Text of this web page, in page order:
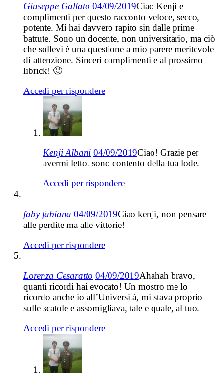
Giuseppe Gallato 04/09/2019Ciao Kenji e
complimenti per questo racconto veloce, secco,
potente. Mi hai davvero rapito sin dalle prime
battute. Sono un docente, non universitario, ma ciò
che sollevi è una questione a mio parere meritevole
di attenzione. Sinceri complimenti e al prossimo
librick! 🙂
Accedi per rispondere
Kenji Albani 04/09/2019Ciao! Grazie per
avermi letto. sono contento della tua lode.
Accedi per rispondere
faby fabiana 04/09/2019Ciao kenji, non pensare
alle perdite ma alle vittorie!
Accedi per rispondere
Lorenza Cesaratto 04/09/2019Ahahah bravo,
quanti ricordi hai evocato! Un mostro me lo
ricordo anche io all’Università, mi stava proprio
sulle scatole e assomigliava, tale e quale, al tuo.
Accedi per rispondere